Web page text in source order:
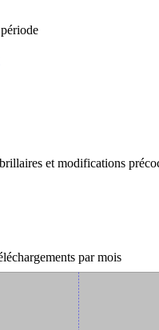
et modifications
par mois